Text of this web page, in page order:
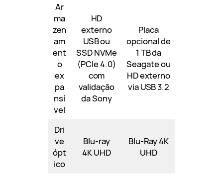
Ar
ma
zen
am
ent
o
ex
pa
nsí
vel
HD
externo
USB ou
SSD NVMe
(PCIe 4.0)
com
validação
da Sony
Placa
opcional de
1 TB da
Seagate ou
HD externo
via USB 3.2
Dri
ve
ópt
ico
Blu-ray
4K UHD
Blu-Ray 4K
UHD